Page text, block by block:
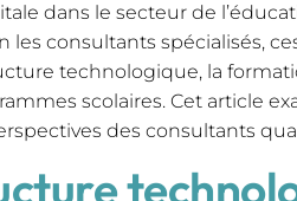
dans le secteur de
les consultants spécialisés,
technologique, la
scolaires. Cet article
des consultants